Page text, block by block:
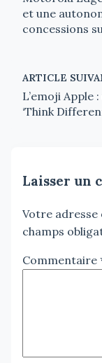
et une
concessions
ARTICLE
L’emoji Apple
‘Think
Laisser un
Votre adresse
champs
Commentaire